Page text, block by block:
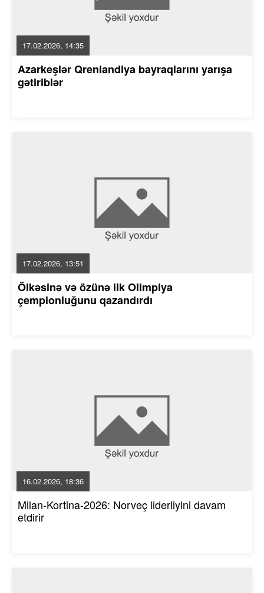
17.02.2026, 14:35
Azarkeşlər Qrenlandiya bayraqlarını yarışa
gətiriblər
17.02.2026, 13:51
Ölkəsinə və özünə ilk Olimpiya
çempionluğunu qazandırdı
16.02.2026, 18:36
Milan-Kortina-2026: Norveç liderliyini davam
etdirir